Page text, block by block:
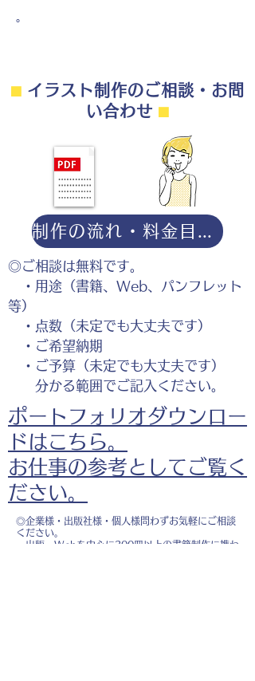
。
⬛︎イラスト制作のご相談・お問
い合わせ ⬛︎
◎ご相談は無料です。
・用途（書籍、Web、パンフレット
等）
・点数（未定でも大丈夫です）
・ご希望納期
・ご予算（未定でも大丈夫です）
分かる範囲でご記入ください。
ポートフォリオダウンロー
ドはこちら。
お仕事の参考としてご覧く
ださい。
◎企業様・出版社様・個人様問わずお気軽にご相談
ください。
出版・Webを中心に300冊以上の書籍制作に携わ